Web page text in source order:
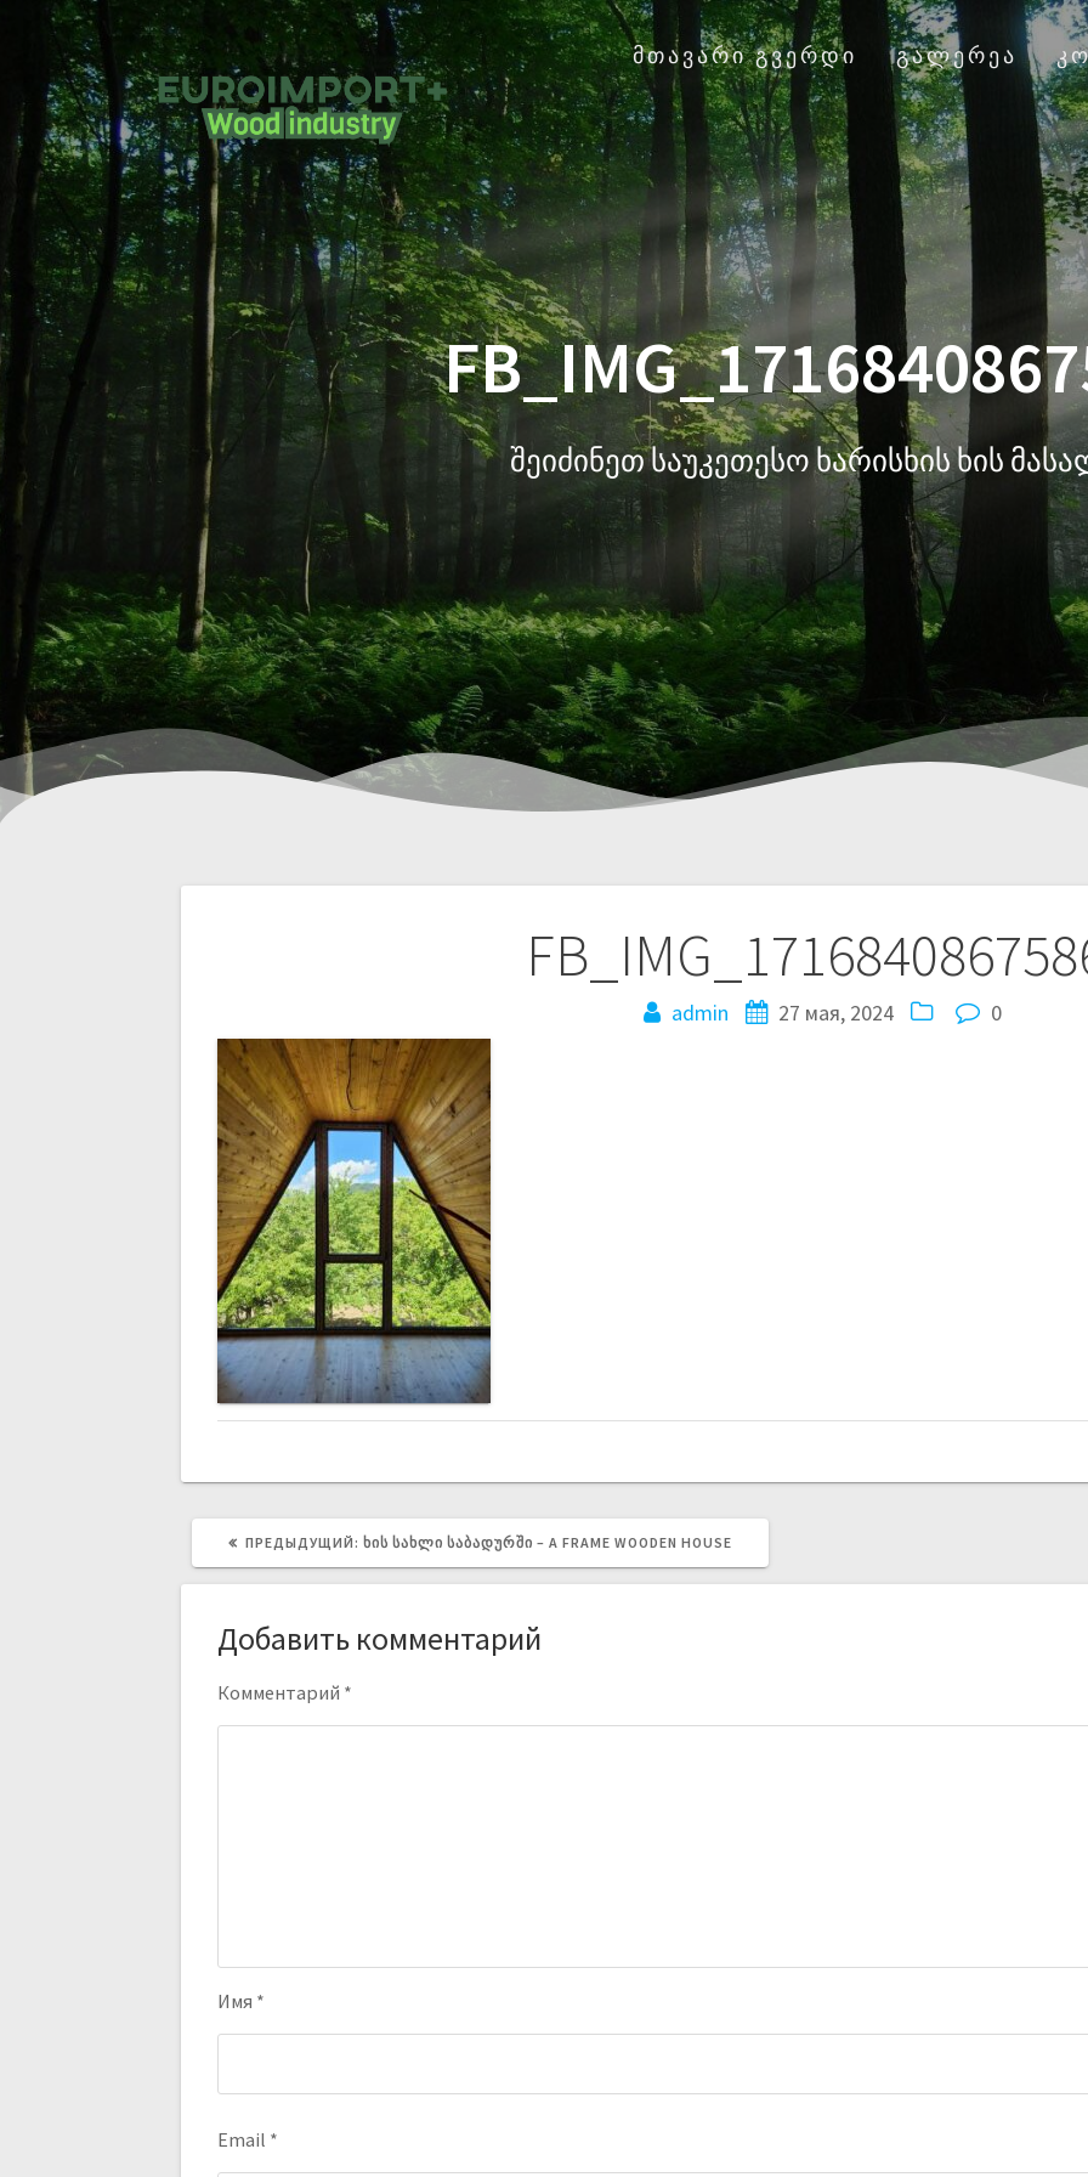
ᲛᲗᲐᲕᲐᲠᲘ ᲒᲕᲔᲠᲓᲘ ᲒᲐᲚᲔᲠᲔᲐ
შეიძინეთ საუკეთესო ხარისხის ხის
admin 27 мая, 2024 0
ПРЕДЫДУЩИЙ: ᲮᲘᲡ ᲡᲐᲮᲚᲘ ᲡᲐᲑᲐᲓᲣᲠᲨᲘ – A FRAME WOODEN HOUSE
Добавить комментарий
Комментарий *
Имя *
Email *